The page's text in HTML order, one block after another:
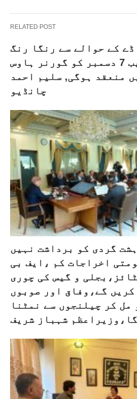
RELATED POST
کے حوالے سے رنگا رنگ
تقریب تقریب 7 دسمبر کو گورنر ہاوس
منعقد ہوگی, سلیم احمد
چانڈیو
گردی کو برداشت نہیں
اخراجات کم ،ایف بی
و گیس کی چوری
گے،وفاق اور صوبوں
مل کر چیلنجوں سے نمٹنا
شہباز شریف